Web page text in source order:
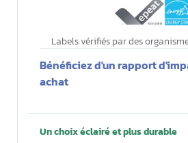
Labels vérifiés par des
Bénéficiez d'un rapport
achat
Un choix éclairé et plus durable